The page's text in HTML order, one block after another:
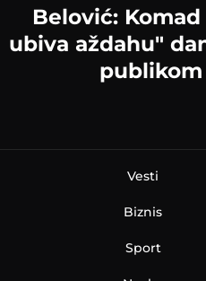
Belović:
ubiva aždahu"
Vesti
Biznis
Sport